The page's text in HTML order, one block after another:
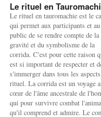
Le rituel en
Le rituel en tauromachie est le
qui permet aux participants et au
public de se rendre compte de la
gravité et du symbolisme de la
corrida. C'est pour cette raison
est si important de respecter et
s'immerger dans tous les
rituel. La corrida est un voyage
cœur de l'âme ancestrale de
qui pour survivre combat
qu'il comprend et admire. Le